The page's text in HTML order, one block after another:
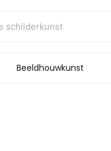
Beeldhouwkunst